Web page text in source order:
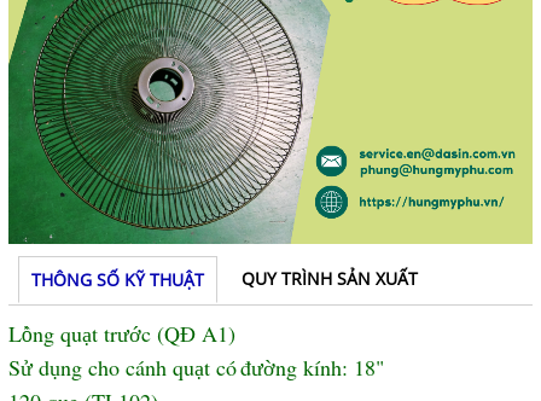
THÔNG SỐ KỸ THUẬT QUY TRÌNH SẢN XUẤT
Lồng quạt trước (QĐ A1)
Sửdụng cho cánh quạt cóđường kính: 18"